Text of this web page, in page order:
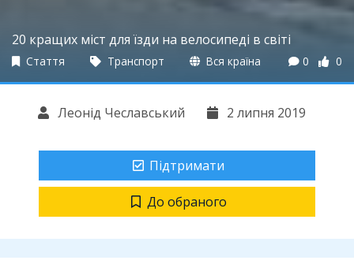
20 кращих міст для їзди на велосипеді в світі
Стаття Транспорт Вся країна 0 0
Леонід Чеславський 2 липня 2019
Підтримати
До обраного